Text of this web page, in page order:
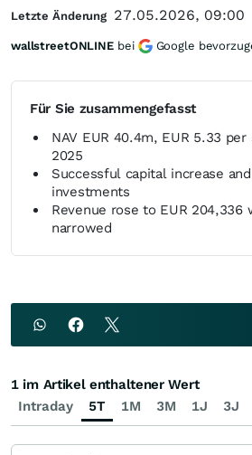
Für Sie zusammengefasst
NAV EUR 40.4m, EUR 5.33
2025
Successful capital increase
investments
Revenue rose to EUR 204,336
narrowed
Letzte Änderung 27.05.2026, 09:00
wallstreetONLINE bei Google
Intraday 5T 1M 3M 1J 3J
1 im Artikel enthaltener Wert